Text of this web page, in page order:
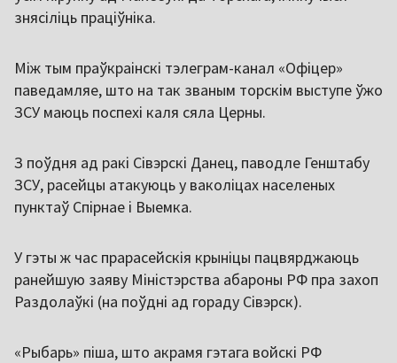
знясіліць праціўніка.
Між тым праўкраінскі тэлеграм-канал «Офіцер»
паведамляе, што на так званым торскім выступе ўжо
ЗСУ маюць поспехі каля сяла Церны.
З поўдня ад ракі Сівэрскі Данец, паводле Генштабу
ЗСУ, расейцы атакуюць у ваколіцах населеных
пунктаў Спірнае і Выемка.
У гэты ж час прарасейскія крыніцы пацвярджаюць
ранейшую заяву Міністэрства абароны РФ пра захоп
Раздолаўкі (на поўдні ад гораду Сівэрск).
«Рыбарь» піша, што акрамя гэтага войскі РФ